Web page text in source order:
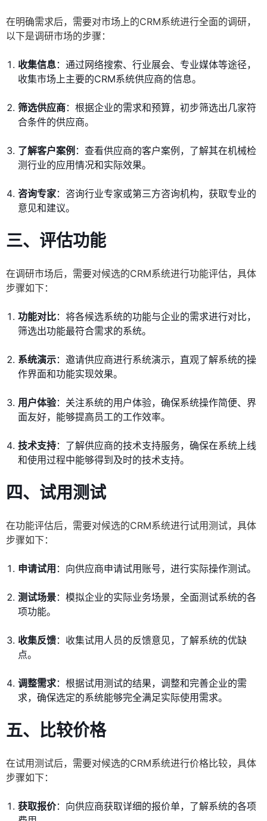
在明确需求后，需要对市场上的CRM系统进行全面的调研，
以下是调研市场的步骤：
收集信息：通过网络搜索、行业展会、专业媒体等途径，
收集市场上主要的CRM系统供应商的信息。
筛选供应商：根据企业的需求和预算，初步筛选出几家符
合条件的供应商。
了解客户案例 ：查看供应商的客户案例，了解其在机械检
测行业的应用情况和实际效果。
咨询专家：咨询行业专家或第三方咨询机构，获取专业的
意见和建议。
三、评估功能
在调研市场后，需要对候选的CRM系统进行功能评估，具体
步骤如下：
功能对比：将各候选系统的功能与企业的需求进行对比，
筛选出功能最符合需求的系统。
系统演示：邀请供应商进行系统演示，直观了解系统的操
作界面和功能实现效果。
用户体验：关注系统的用户体验，确保系统操作简便、界
面友好，能够提高员工的工作效率。
技术支持：了解供应商的技术支持服务，确保在系统上线
和使用过程中能够得到及时的技术支持。
四、试用测试
在功能评估后，需要对候选的CRM系统进行试用测试，具体
步骤如下：
申请试用 ：向供应商申请试用账号，进行实际操作测试。
测试场景：模拟企业的实际业务场景，全面测试系统的各
项功能。
收集反馈：收集试用人员的反馈意见，了解系统的优缺
点。
调整需求：根据试用测试的结果，调整和完善企业的需
求，确保选定的系统能够完全满足实际使用需求。
五、比较价格
在试用测试后，需要对候选的CRM系统进行价格比较，具体
步骤如下：
获取报价：向供应商获取详细的报价单，了解系统的各项